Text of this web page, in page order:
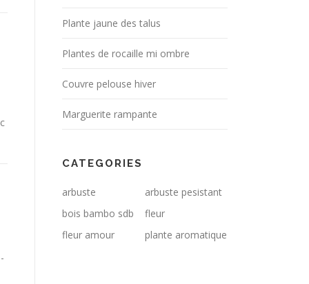
Plante jaune des talus
Plantes de rocaille mi ombre
Couvre pelouse hiver
Marguerite rampante
CATEGORIES
arbuste
arbuste pesistant
bois bambo sdb
fleur
fleur amour
plante aromatique